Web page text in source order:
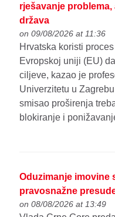
rješavanje
država
on 09/08/2026 at 11:36
Hrvatska koristi
Evropskoj uniji (EU)
ciljeve, kazao je
Univerzitetu u
smisao proširenja
blokiranje i
Oduzimanje imovine
pravosnažne
on 08/08/2026 at 13:49